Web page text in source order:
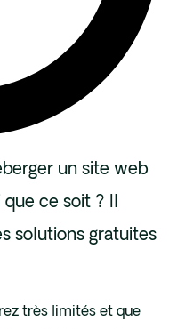
un site web
ce soit ? Il
solutions gratuites
très limités et que